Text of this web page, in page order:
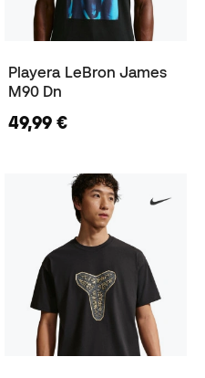
Playera LeBron James
M90 Dn
49,99 €